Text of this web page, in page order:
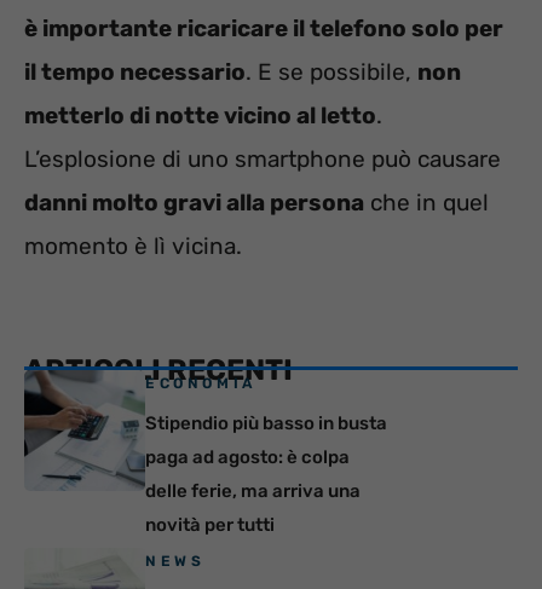
è importante ricaricare il telefono solo per
il tempo necessario. E se possibile, non
metterlo di notte vicino al letto.
L’esplosione di uno smartphone può causare
danni molto gravi alla persona che in quel
momento è lì vicina.
ARTICOLI RECENTI
ECONOMIA
Stipendio più basso in busta
paga ad agosto: è colpa
delle ferie, ma arriva una
novità per tutti
NEWS